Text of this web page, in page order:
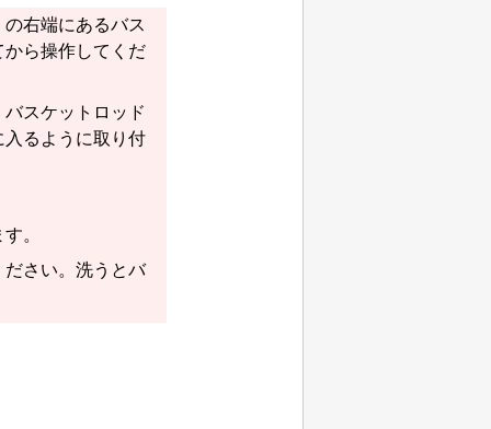
の右端にあるバス
ら操作してくだ
バスケットロッド
るように取り付
。
さい。洗うとバ